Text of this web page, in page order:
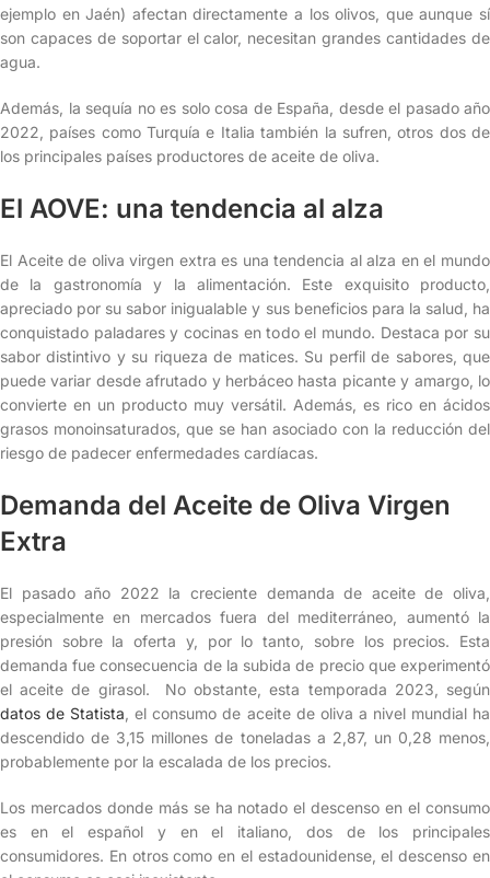
ejemplo en Jaén) afectan directamente a los olivos, que aunque sí
son capaces de soportar el calor, necesitan grandes cantidades de
agua.
Además, la sequía no es solo cosa de España, desde el pasado año
2022, países como Turquía e Italia también la sufren, otros dos de
los principales países productores de aceite de oliva.
El AOVE: una tendencia al alza
El Aceite de oliva virgen extra es una tendencia al alza en el mundo
de la gastronomía y la alimentación. Este exquisito producto,
apreciado por su sabor inigualable y sus beneficios para la salud, ha
conquistado paladares y cocinas en todo el mundo. Destaca por su
sabor distintivo y su riqueza de matices. Su perfil de sabores, que
puede variar desde afrutado y herbáceo hasta picante y amargo, lo
convierte en un producto muy versátil. Además, es rico en ácidos
grasos monoinsaturados, que se han asociado con la reducción del
riesgo de padecer enfermedades cardíacas.
Demanda del Aceite de Oliva Virgen
Extra
El pasado año 2022 la creciente demanda de aceite de oliva,
especialmente en mercados fuera del mediterráneo, aumentó la
presión sobre la oferta y, por lo tanto, sobre los precios. Esta
demanda fue consecuencia de la subida de precio que experimentó
el aceite de girasol. No obstante, esta temporada 2023, según
datos de Statista , el consumo de aceite de oliva a nivel mundial ha
descendido de 3,15 millones de toneladas a 2,87, un 0,28 menos,
probablemente por la escalada de los precios.
Los mercados donde más se ha notado el descenso en el consumo
es en el español y en el italiano, dos de los principales
consumidores. En otros como en el estadounidense, el descenso en